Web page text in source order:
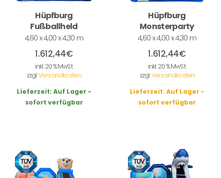
Hüpfburg
Fußballheld
4,60 x 4,00 x 4,30 m
1.612,44€
inkl. 20 % MwSt.
zzgl.Versandkosten
Lieferzeit: Auf Lager -
sofort verfügbar
Hüpfburg
Monsterparty
4,60 x 4,00 x 4,30 m
1.612,44€
inkl. 20 % MwSt.
zzgl.Versandkosten
Lieferzeit: Auf Lager -
sofort verfügbar